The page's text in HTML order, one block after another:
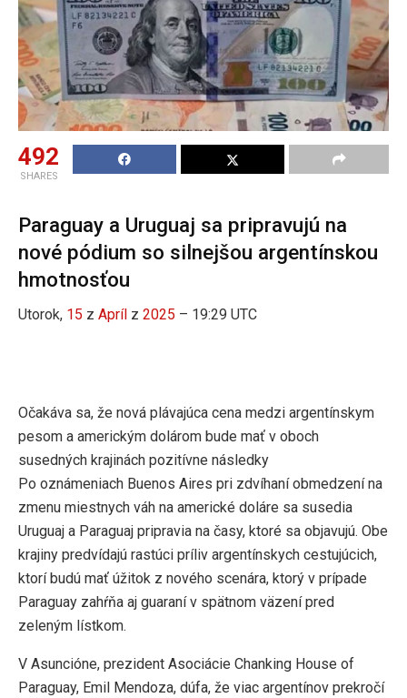
492
SHARES
Paraguay a Uruguaj sa pripravujú na
nové pódium so silnejšou argentínskou
hmotnosťou
Utorok, 15 z Apríl z 2025 – 19:29 UTC
Očakáva sa, že nová plávajúca cena medzi argentínskym
pesom a americkým dolárom bude mať v oboch
susedných krajinách pozitívne následky
Po oznámeniach Buenos Aires pri zdvíhaní obmedzení na
zmenu miestnych váh na americké doláre sa susedia
Uruguaj a Paraguaj pripravia na časy, ktoré sa objavujú. Obe
krajiny predvídajú rastúci príliv argentínskych cestujúcich,
ktorí budú mať úžitok z nového scenára, ktorý v prípade
Paraguay zahŕňa aj guaraní v spätnom väzení pred
zeleným lístkom.
V Asuncióne, prezident Asociácie Chanking House of
Paraguay, Emil Mendoza, dúfa, že viac argentínov prekročí